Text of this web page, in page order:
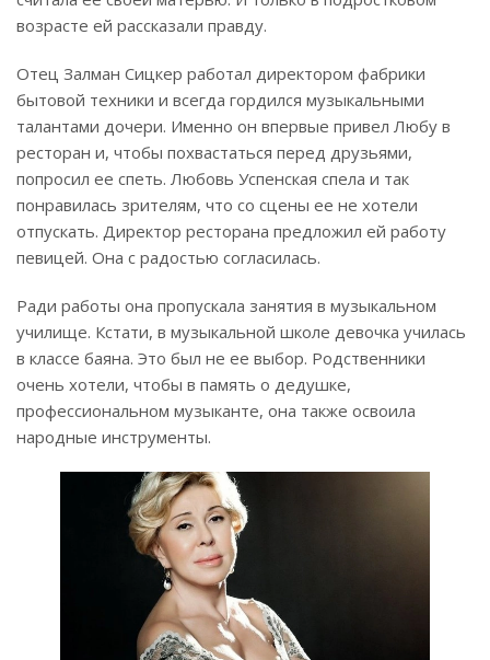
возрасте ей рассказали правду.
Отец Залман Сицкер работал директором фабрики
бытовой техники и всегда гордился музыкальными
талантами дочери. Именно он впервые привел Любу в
ресторан и, чтобы похвастаться перед друзьями,
попросил ее спеть. Любовь Успенская спела и так
понравилась зрителям, что со сцены ее не хотели
отпускать. Директор ресторана предложил ей работу
певицей. Она с радостью согласилась.
Ради работы она пропускала занятия в музыкальном
училище. Кстати, в музыкальной школе девочка училась
в классе баяна. Это был не ее выбор. Родственники
очень хотели, чтобы в память о дедушке,
профессиональном музыканте, она также освоила
народные инструменты.